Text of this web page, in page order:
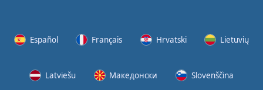
Español Français Hrvatski Lietuvių
Latviešu Македонски Slovenščina